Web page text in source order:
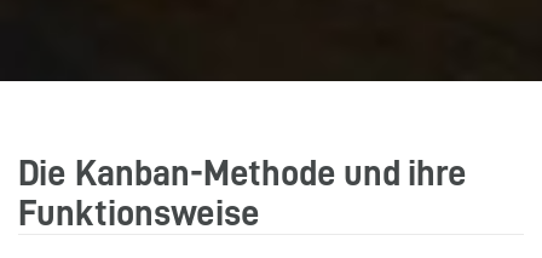
Die Kanban-Methode und ihre
Funktionsweise